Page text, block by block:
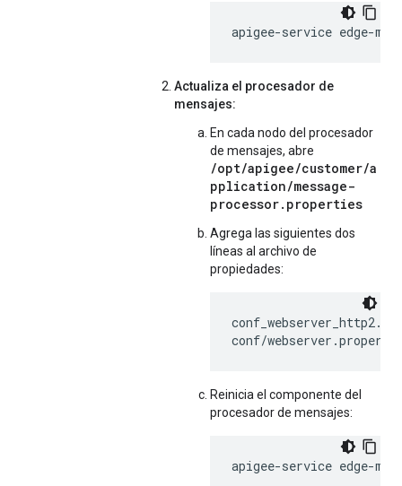
apigee-service edge-
Actualiza el procesador de
mensajes:
En cada nodo del procesador
de mensajes, abre
/opt/apigee/customer/a
pplication/message-
processor.properties
Agrega las siguientes dos
líneas al archivo de
propiedades:
conf/
Reinicia el componente del
procesador de mensajes:
apigee-service edge-